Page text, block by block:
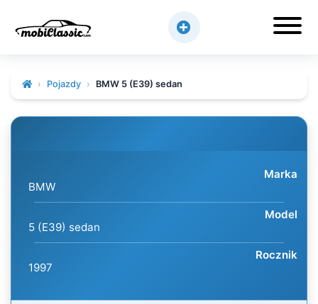
Pojazdy BMW 5 (E39) sedan
Marka
BMW
Model
5 (E39) sedan
Rocznik
1997